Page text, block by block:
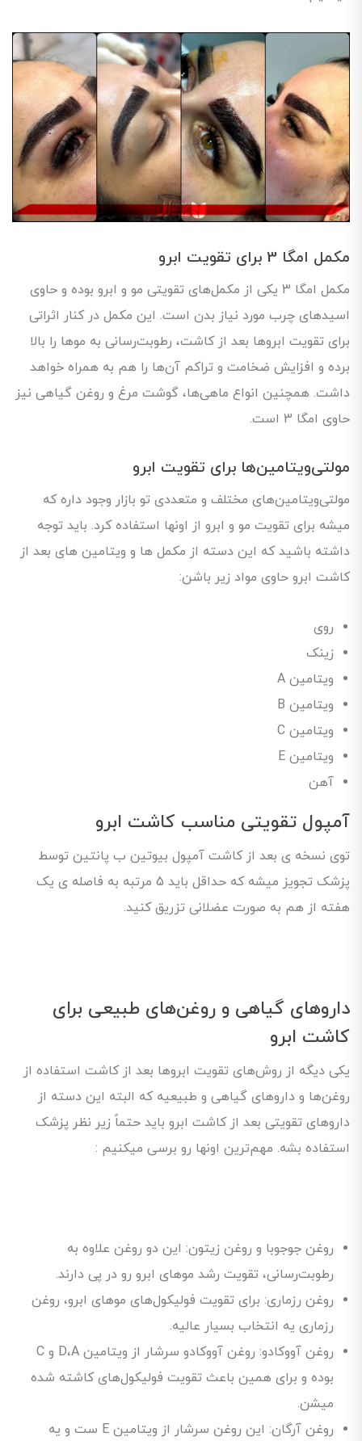
مکمل امگا 3 برای تقویت ابرو
مکمل امگا 3 یکی از مکمل‌های تقویتی مو و ابرو بوده و حاوی
اسیدهای چرب مورد نیاز بدن است. این مکمل در کنار اثراتی
برای تقویت ابروها بعد از کاشت، رطوبت‌رسانی به موها را بالا
برده و افزایش ضخامت و تراکم آن‌ها را هم به همراه خواهد
داشت. همچنین انواع ماهی‌ها، گوشت مرغ و روغن گیاهی نیز
حاوی امگا 3 است.
مولتی‌ویتامین‌ها برای تقویت ابرو
مولتی‌ویتامین‌های مختلف و متعددی تو بازار وجود داره که
میشه برای تقویت مو و ابرو از اونها استفاده کرد. باید توجه
داشته باشید که این دسته از مکمل ها و ویتامین های بعد از
کاشت ابرو حاوی مواد زیر باشن:
روی
زینک
ویتامین A
ویتامین B
ویتامین C
ویتامین E
آهن
آمپول تقویتی مناسب کاشت ابرو
توی نسخه ی بعد از کاشت آمپول بیوتین ب پانتین توسط
پزشک تجویز میشه که حداقل باید 5 مرتبه به فاصله ی یک
هفته از هم به صورت عضلانی تزریق کنید.
داروهای گیاهی و روغن‌های طبیعی برای
کاشت ابرو
یکی دیگه از روش‌های تقویت ابروها بعد از کاشت استفاده از
روغن‌ها و داروهای گیاهی و طبیعیه که البته این دسته از
داروهای تقویتی بعد از کاشت ابرو باید حتماً زیر نظر پزشک
استفاده بشه. مهم‌ترین اونها رو برسی میکنیم :
روغن جوجوبا و روغن ‌زیتون: این دو روغن علاوه به
رطوبت‌رسانی، تقویت رشد موهای ابرو رو در پی دارند.
روغن رزماری: برای تقویت فولیکول‌های موهای ابرو، روغن
رزماری یه انتخاب بسیار عالیه.
روغن آووکادو: روغن آووکادو سرشار از ویتامین D،A و C
بوده و برای همین باعث تقویت فولیکول‌های کاشته شده
میشن.
روغن آرگان: این روغن سرشار از ویتامین E ست و یه